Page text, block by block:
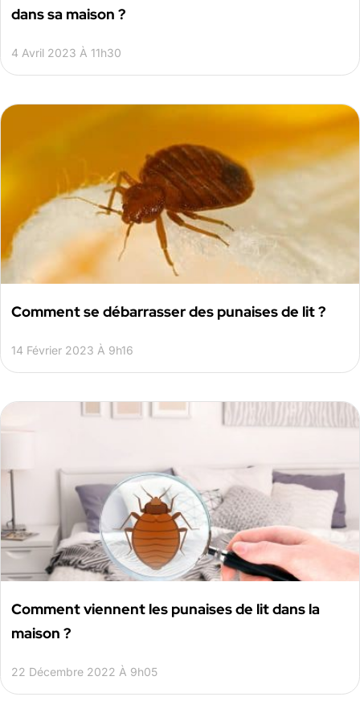
dans sa maison ?
4 Avril 2023 À 11h30
Comment se débarrasser des punaises de lit ?
14 Février 2023 À 9h16
Comment viennent les punaises de lit dans la
maison ?
22 Décembre 2022 À 9h05